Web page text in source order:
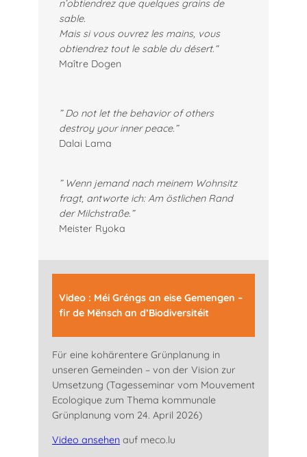
n’obtiendrez que quelques grains de
sable.
Mais si vous ouvrez les mains, vous
obtiendrez tout le sable du désert.“
Maître Dogen
” Do not let the behavior of others
destroy your inner peace.”
Dalai Lama
” Wenn jemand nach meinem Wohnsitz
fragt, antworte ich: Am östlichen Rand
der Milchstraße.”
Meister Ryoka
Video : Méi Gréngs an eise Gemengen –
fir de Mënsch an d’Biodiversitéit
Für eine kohärentere Grünplanung in
unseren Gemeinden – von der Vision zur
Umsetzung (Tagesseminar vom Mouvement
Ecologique zum Thema kommunale
Grünplanung vom 24. April 2026)
Video ansehen auf meco.lu